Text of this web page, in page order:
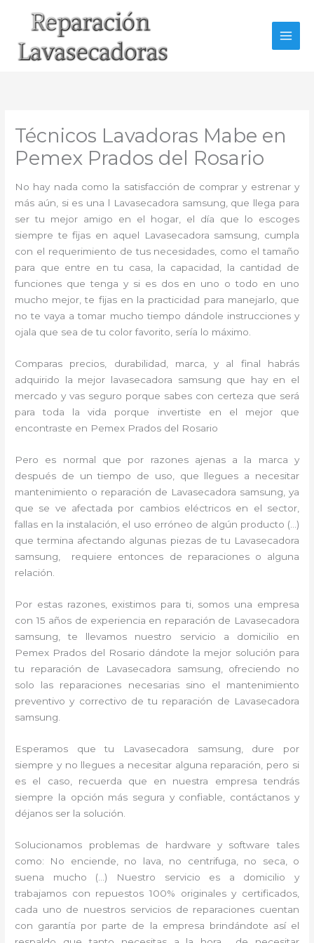
Técnicos Lavadoras Mabe en
Pemex Prados del Rosario
No hay nada como la satisfacción de comprar y estrenar y
más aún, si es una l Lavasecadora samsung, que llega para
ser tu mejor amigo en el hogar, el día que lo escoges
siempre te fijas en aquel Lavasecadora samsung, cumpla
con el requerimiento de tus necesidades, como el tamaño
para que entre en tu casa, la capacidad, la cantidad de
funciones que tenga y si es dos en uno o todo en uno
mucho mejor, te fijas en la practicidad para manejarlo, que
no te vaya a tomar mucho tiempo dándole instrucciones y
ojala que sea de tu color favorito, sería lo máximo.
Comparas precios, durabilidad, marca, y al final habrás
adquirido la mejor lavasecadora samsung que hay en el
mercado y vas seguro porque sabes con certeza que será
para toda la vida porque invertiste en el mejor que
encontraste en Pemex Prados del Rosario
Pero es normal que por razones ajenas a la marca y
después de un tiempo de uso, que llegues a necesitar
mantenimiento o reparación de Lavasecadora samsung, ya
que se ve afectada por cambios eléctricos en el sector,
fallas en la instalación, el uso erróneo de algún producto (…)
que termina afectando algunas piezas de tu Lavasecadora
samsung, requiere entonces de reparaciones o alguna
relación.
Por estas razones, existimos para ti, somos una empresa
con 15 años de experiencia en reparación de Lavasecadora
samsung, te llevamos nuestro servicio a domicilio en
Pemex Prados del Rosario dándote la mejor solución para
tu reparación de Lavasecadora samsung, ofreciendo no
solo las reparaciones necesarias sino el mantenimiento
preventivo y correctivo de tu reparación de Lavasecadora
samsung.
Esperamos que tu Lavasecadora samsung, dure por
siempre y no llegues a necesitar alguna reparación, pero si
es el caso, recuerda que en nuestra empresa tendrás
siempre la opción más segura y confiable, contáctanos y
déjanos ser la solución.
Solucionamos problemas de hardware y software tales
como: No enciende, no lava, no centrifuga, no seca, o
suena mucho (…) Nuestro servicio es a domicilio y
trabajamos con repuestos 100% originales y certificados,
cada uno de nuestros servicios de reparaciones cuentan
con garantía por parte de la empresa brindándote así el